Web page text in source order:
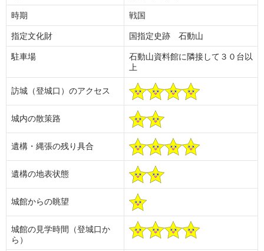
時期 戦国
指定文化財 国指定史跡 石動山
駐車場
石動山資料館に隣接して３０台以
上
訪城（登城口）のアクセス
城内の散策路
遺構・縄張の残り具合
遺構の地表状態
城館からの眺望
城館の見学時間（登城口か
ら）